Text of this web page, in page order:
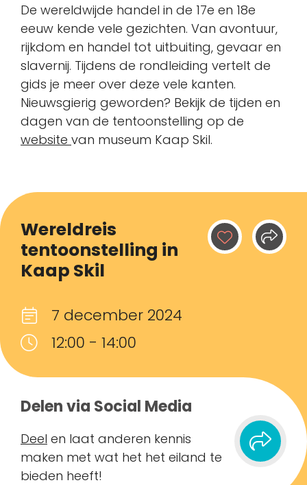
Wereldreis
tentoonstelling in
Kaap Skil
7 december 2024
12:00 - 14:00
Delen via Social Media
Deel en laat anderen kennis
maken met wat het het eiland te
bieden heeft!
De wereldwijde handel in de 17e en 18e
eeuw kende vele gezichten. Van avontuur,
rijkdom en handel tot uitbuiting, gevaar en
slavernij. Tijdens de rondleiding vertelt de
gids je meer over deze vele kanten.
Nieuwsgierig geworden? Bekijk de tijden en
dagen van de tentoonstelling op de
website van museum Kaap Skil.